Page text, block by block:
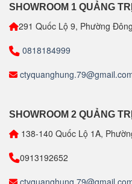
SHOWROOM 1 QUẢNG TRỊ
291 Quốc Lộ 9, Phường
0818184999
SHOWROOM 2 QUẢNG TRỊ
138-140 Quốc Lộ 1A,
0913192652